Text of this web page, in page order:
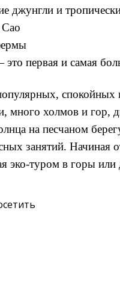
джунгли и
Сао
первая и самая
много холмов и гор,
на песчаном
занятий. Начиная
эко-туром в горы